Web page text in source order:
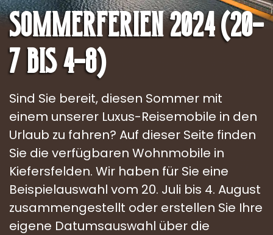
​Sommerferien 2024 (20-
7 bis 4-8)
Sind Sie bereit, diesen Sommer mit
einem unserer Luxus-Reisemobile in den
Urlaub zu fahren? Auf dieser Seite finden
Sie die verfügbaren Wohnmobile in
Kiefersfelden. Wir haben für Sie eine
Beispielauswahl vom 20. Juli bis 4. August
zusammengestellt oder erstellen Sie Ihre
eigene Datumsauswahl über die